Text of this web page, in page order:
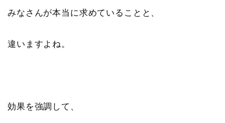
みなさんが本当に求めていることと、
違いますよね。
効果を強調して、